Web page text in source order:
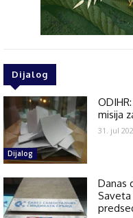
Dijalog
Dijalog
misija
31. jul
Danas
Saveta